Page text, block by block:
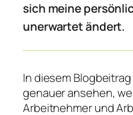
sich meine
unerwartet ändert.
In diesem
genauer ansehen,
Arbeitnehmer und